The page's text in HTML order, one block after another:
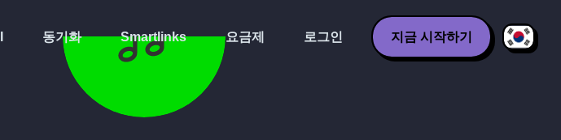
동기화 Smartlinks 요금제 로그인 지금 시작하기